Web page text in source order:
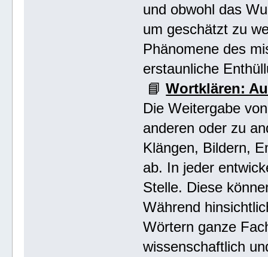
und obwohl das
um geschätzt zu
Phänomene des
erstaunliche
📘Wortklären:
Die Weitergabe
anderen oder zu
Klängen, Bildern,
ab. In jeder
Stelle. Diese
Während
Wörtern ganze
wissenschaftlich